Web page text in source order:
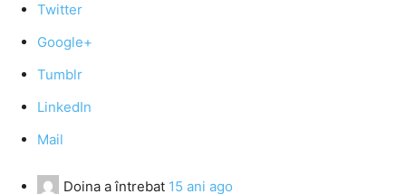
Twitter
Google+
Tumblr
LinkedIn
Mail
Doina a întrebat 15 ani ago